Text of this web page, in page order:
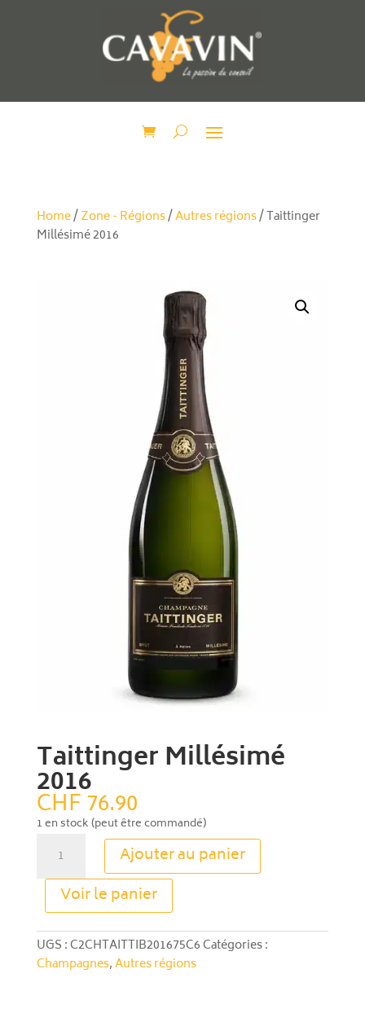
Home/Zone - Régions/Autres régions/ Taittinger
Millésimé 2016
Taittinger Millésimé
2016
CHF76.90
1 en stock (peut être commandé)
Taittinger
Millésimé
2016
Ajouter au panier
Voir le panier
A
l
e
r
UGS :C2CHTAITTIB201675C6Catégories :
Champagnes,Autres régions